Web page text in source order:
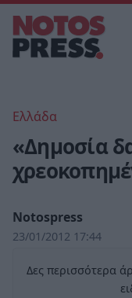
Ελλάδα
«Δημοσία
Notospress
23/01/2012 17:44
Δες περισσότερα